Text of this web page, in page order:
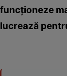
funcţioneze
lucrează